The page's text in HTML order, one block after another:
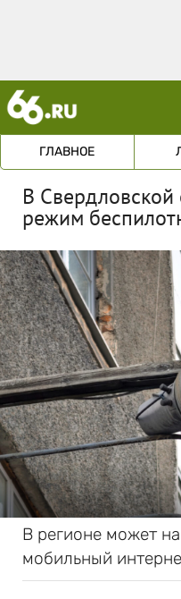
ГЛАВНОЕ
В Свердловской
режим
В регионе может
мобильный